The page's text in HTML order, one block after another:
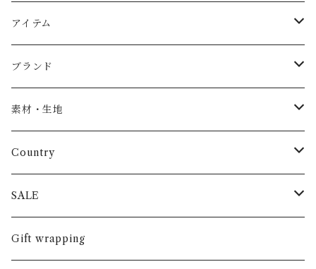
アイテム
Baby
トップス
長袖
半袖
パンツ
長ズボン
半ズボン
スカート
ワンピース
ブランド
AS WE GROW
ARCH&LINE
BABE & TESS
BOBOCHOSES
素材・生地
コットン 100%
リネン( 麻 )
ウール
Country
France / フランス
Italy / イタリア
SALE
男の子
Gift wrapping